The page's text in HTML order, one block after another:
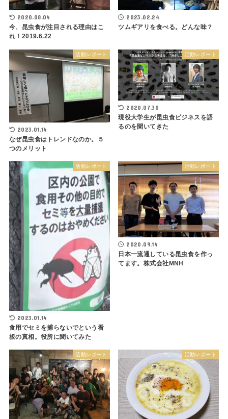
2020.08.04
今、昆虫食が注目される理由はこ
れ！2019.6.22
2023.02.24
ツムギアリを食べる。どんな味？
活動レポート
2023.01.14
なぜ昆虫食はトレンドなのか。５
つのメリット
活動レポート
2020.07.30
現役大学生が昆虫食ビジネスを語
るのを聞いてきた
活動レポート
2023.01.14
食用でセミを捕らないでという看
板の真相。役所に聞いてみた
活動レポート
2020.09.14
日本一流通している昆虫食を作っ
てます。株式会社MNH
活動レポート 活動レポート